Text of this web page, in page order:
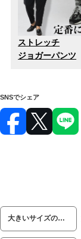
ストレッチ
ジョガーパンツ
SNSでシェア
大きいサイズのメンズ服